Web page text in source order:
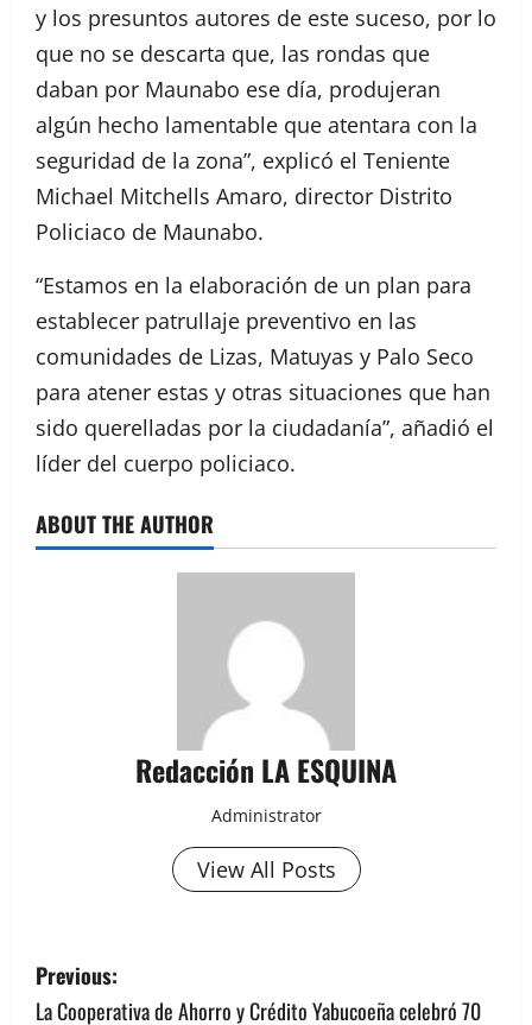
y los presuntos autores de este suceso, por lo
que no se descarta que, las rondas que
daban por Maunabo ese día, produjeran
algún hecho lamentable que atentara con la
seguridad de la zona”, explicó el Teniente
Michael Mitchells Amaro, director Distrito
Policiaco de Maunabo.
“Estamos en la elaboración de un plan para
establecer patrullaje preventivo en las
comunidades de Lizas, Matuyas y Palo Seco
para atener estas y otras situaciones que han
sido querelladas por la ciudadanía”, añadió el
líder del cuerpo policiaco.
ABOUT THE AUTHOR
Redacción LA ESQUINA
Administrator
View All Posts
P
o
Previous:
La Cooperativa de Ahorro y Crédito Yabucoeña celebró 70